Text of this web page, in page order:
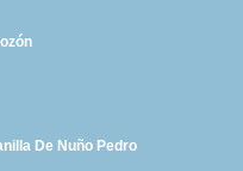
De Nuño Pedro